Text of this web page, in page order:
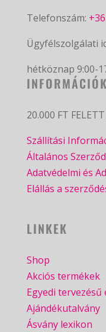
Telefonszám:
Ügyfélszolgálati
hétköznap 9:00-
INFORMÁCIÓK
20.000 FT
Szállítási
Általános
Adatvédelmi és
Elállás a
LINKEK
Shop
Akciós termékek
Egyedi
Ajándékutalvány
Ásvány lexikon